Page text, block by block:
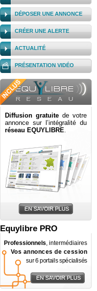
DÉPOSER UNE ANNONCE
CRÉER UNE ALERTE
ACTUALITÉ
PRÉSENTATION VIDÉO
Diffusion gratuite de votre
annonce sur l’intégralité du
réseau EQUYLIBRE.
Equylibre PRO
Professionnels, intermédiaires
Vos annonces de cession
sur 6 portails spécialisés